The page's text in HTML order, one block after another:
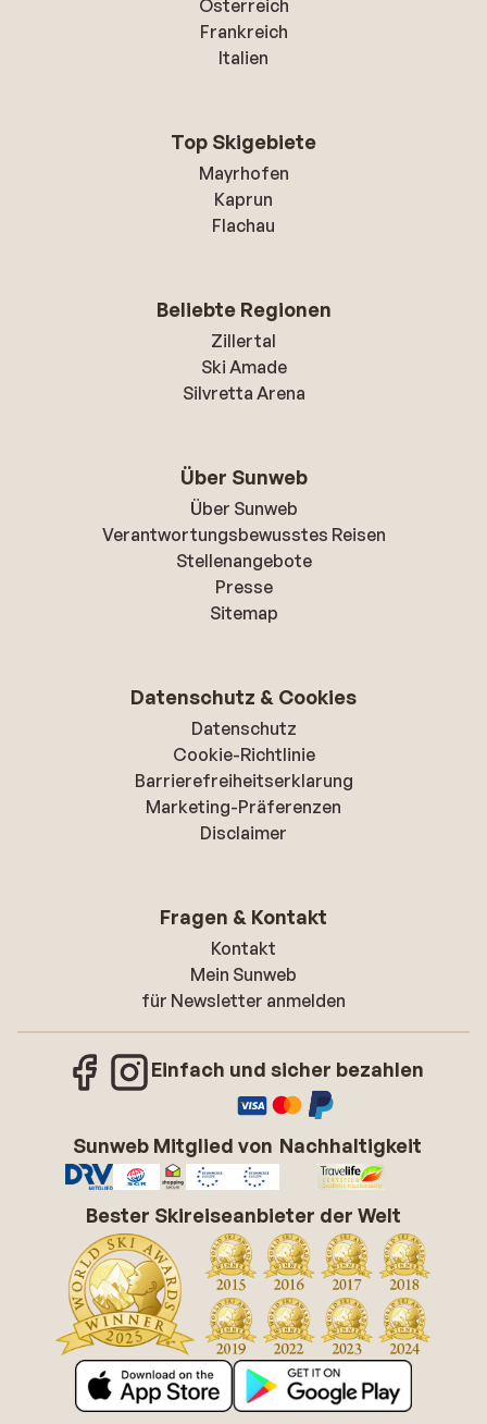
Österreich
Frankreich
Italien
Top Skigebiete
Mayrhofen
Kaprun
Flachau
Beliebte Regionen
Zillertal
Ski Amade
Silvretta Arena
Über Sunweb
Über Sunweb
Verantwortungsbewusstes Reisen
Stellenangebote
Presse
Sitemap
Datenschutz & Cookies
Datenschutz
Cookie-Richtlinie
Barrierefreiheitserklarung
Marketing-Präferenzen
Disclaimer
Fragen & Kontakt
Kontakt
Mein Sunweb
für Newsletter anmelden
Einfach und sicher bezahlen
Sunweb Mitglied von Nachhaltigkeit
Bester Skireiseanbieter der Welt